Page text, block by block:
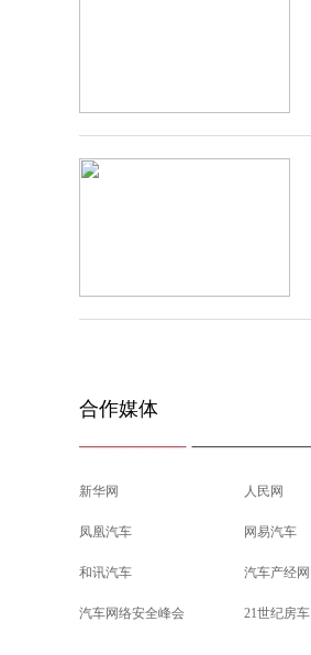
合作媒体
新华网 人民网
凤凰汽车 网易汽车
和讯汽车 汽车产经网
汽车网络安全峰会 21世纪房车